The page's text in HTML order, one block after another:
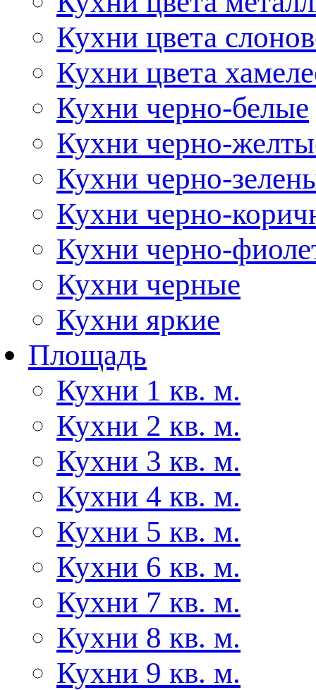
Кухни цвета
Кухни цвета
Кухни черно-белые
Кухни черно-
Кухни черно-
Кухни черно-
Кухни черно-
Кухни черные
Кухни яркие
Площадь
Кухни 1 кв. м.
Кухни 2 кв. м.
Кухни 3 кв. м.
Кухни 4 кв. м.
Кухни 5 кв. м.
Кухни 6 кв. м.
Кухни 7 кв. м.
Кухни 8 кв. м.
Кухни 9 кв. м.